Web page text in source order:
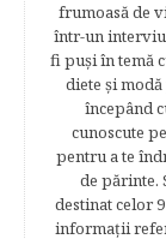
frumoasă de
într-un
fi puşi în temă
diete şi
începând
cunoscute
pentru a te
de părinte.
destinat celor
informaţii